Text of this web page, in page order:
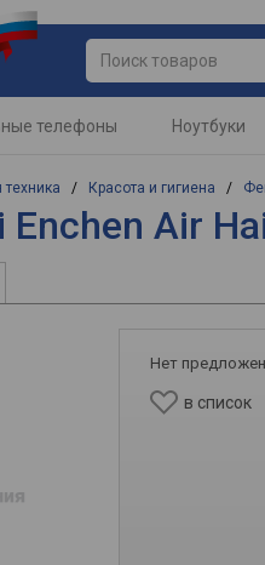
телефоны Ноутбуки
/ Красота и гигиена /
Air
Нет
в список